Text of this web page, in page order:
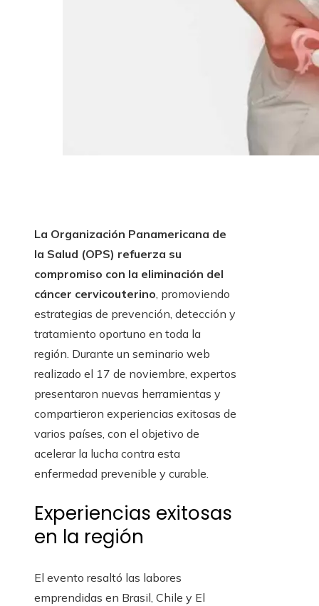
La Organización Panamericana de
la Salud (OPS) refuerza su
compromiso con la eliminación del
cáncer cervicouterino, promoviendo
estrategias de prevención, detección y
tratamiento oportuno en toda la
región. Durante un seminario web
realizado el 17 de noviembre, expertos
presentaron nuevas herramientas y
compartieron experiencias exitosas de
varios países, con el objetivo de
acelerar la lucha contra esta
enfermedad prevenible y curable.
Experiencias exitosas
en la región
El evento resaltó las labores
emprendidas en Brasil, Chile y El